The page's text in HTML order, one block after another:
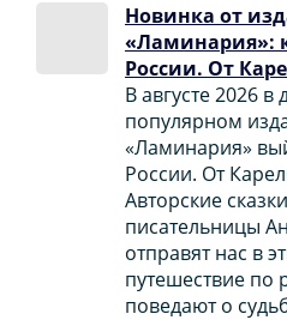
Новинка от
«Ламинария»:
России. От
В августе 2026
популярном
«Ламинария»
России. От
Авторские
писательницы
отправят нас в
путешествие по
поведают о